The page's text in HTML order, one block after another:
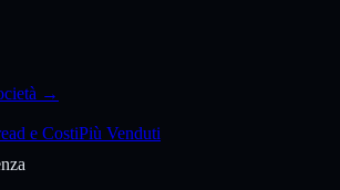
→
e CostiPiù Venduti